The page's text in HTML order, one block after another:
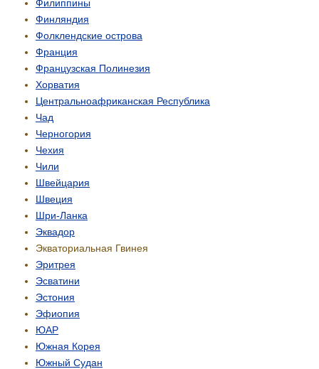
Филиппины
Финляндия
Фолклендские острова
Франция
Французская Полинезия
Хорватия
Центрально­африканская Республика
Чад
Черногория
Чехия
Чили
Швейцария
Швеция
Шри-Ланка
Эквадор
Экваториальная Гвинея
Эритрея
Эсватини
Эстония
Эфиопия
ЮАР
Южная Корея
Южный Судан